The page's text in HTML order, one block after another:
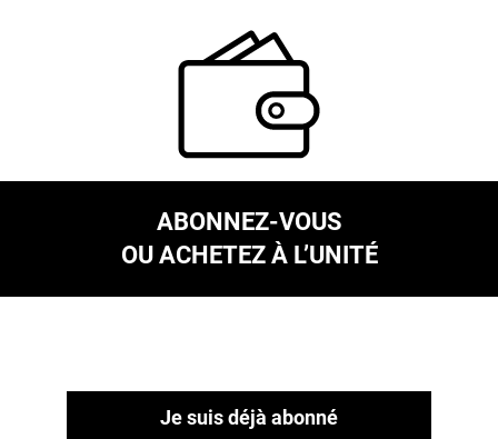
ABONNEZ-VOUS
OU ACHETEZ À L’UNITÉ
Je suis déjà abonné